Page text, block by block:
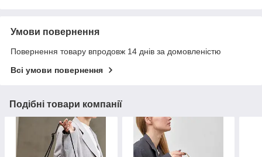
Умови повернення
Повернення товару впродовж 14 днів за домовленістю
Всі умови повернення
Подібні товари компанії